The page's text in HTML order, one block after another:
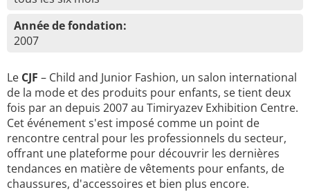
Année de fondation:
2007
Le CJF – Child and Junior Fashion, un salon international
de la mode et des produits pour enfants, se tient deux
fois par an depuis 2007 au Timiryazev Exhibition Centre.
Cet événement s'est imposé comme un point de
rencontre central pour les professionnels du secteur,
offrant une plateforme pour découvrir les dernières
tendances en matière de vêtements pour enfants, de
chaussures, d'accessoires et bien plus encore.